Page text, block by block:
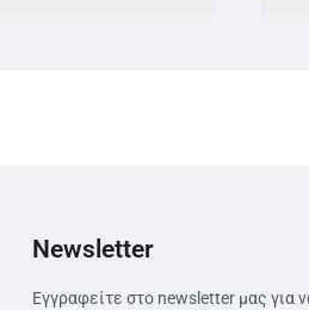
Newsletter
Εγγραφείτε στο newsletter μας για